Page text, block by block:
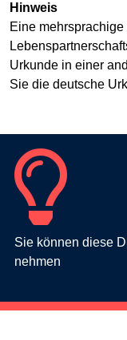
Hinweis
Eine
Urkunde in einer
Sie die deutsche
Sie können diese
nehmen